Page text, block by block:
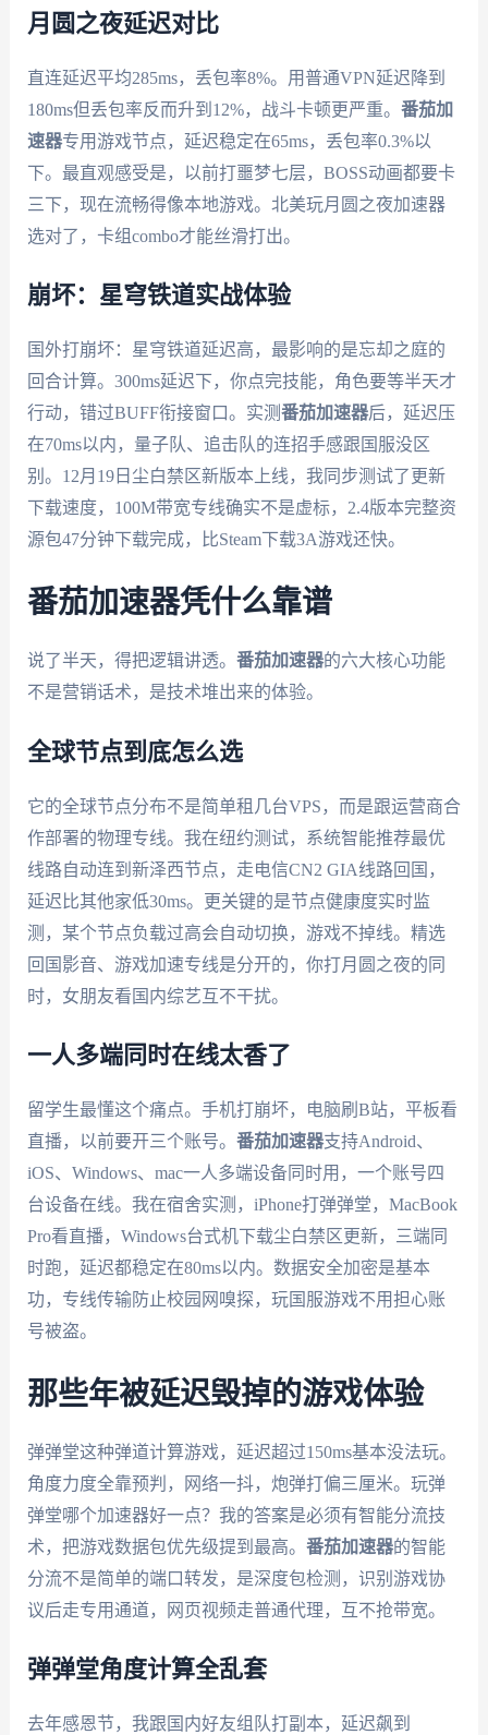
月圆之夜延迟对比
直连延迟平均285ms，丢包率8%。用普通VPN延迟降到
180ms但丢包率反而升到12%，战斗卡顿更严重。 番茄加
速器专用游戏节点，延迟稳定在65ms，丢包率0.3%以
下。最直观感受是，以前打噩梦七层，BOSS动画都要卡
三下，现在流畅得像本地游戏。北美玩月圆之夜加速器
选对了，卡组combo才能丝滑打出。
崩坏：星穹铁道实战体验
国外打崩坏：星穹铁道延迟高，最影响的是忘却之庭的
回合计算。300ms延迟下，你点完技能，角色要等半天才
行动，错过BUFF衔接窗口。实测番茄加速器后，延迟压
在70ms以内，量子队、追击队的连招手感跟国服没区
别。12月19日尘白禁区新版本上线，我同步测试了更新
下载速度，100M带宽专线确实不是虚标，2.4版本完整资
源包47分钟下载完成，比Steam下载3A游戏还快。
番茄加速器凭什么靠谱
说了半天，得把逻辑讲透。 番茄加速器的六大核心功能
不是营销话术，是技术堆出来的体验。
全球节点到底怎么选
它的全球节点分布不是简单租几台VPS，而是跟运营商合
作部署的物理专线。我在纽约测试，系统智能推荐最优
线路自动连到新泽西节点，走电信CN2 GIA线路回国，
延迟比其他家低30ms。更关键的是节点健康度实时监
测，某个节点负载过高会自动切换，游戏不掉线。精选
回国影音、游戏加速专线是分开的，你打月圆之夜的同
时，女朋友看国内综艺互不干扰。
一人多端同时在线太香了
留学生最懂这个痛点。手机打崩坏，电脑刷B站，平板看
直播，以前要开三个账号。 番茄加速器支持Android、
iOS、Windows、mac一人多端设备同时用，一个账号四
台设备在线。我在宿舍实测，iPhone打弹弹堂，MacBook
Pro看直播，Windows台式机下载尘白禁区更新，三端同
时跑，延迟都稳定在80ms以内。数据安全加密是基本
功，专线传输防止校园网嗅探，玩国服游戏不用担心账
号被盗。
那些年被延迟毁掉的游戏体验
弹弹堂这种弹道计算游戏，延迟超过150ms基本没法玩。
角度力度全靠预判，网络一抖，炮弹打偏三厘米。玩弹
弹堂哪个加速器好一点？我的答案是必须有智能分流技
术，把游戏数据包优先级提到最高。 番茄加速器的智能
分流不是简单的端口转发，是深度包检测，识别游戏协
议后走专用通道，网页视频走普通代理，互不抢带宽。
弹弹堂角度计算全乱套
去年感恩节，我跟国内好友组队打副本，延迟飙到